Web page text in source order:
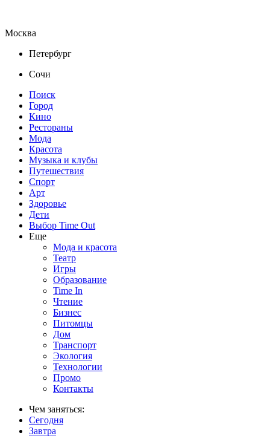
Москва
Петербург
Сочи
Поиск
Город
Кино
Рестораны
Мода
Красота
Музыка и клубы
Путешествия
Спорт
Арт
Здоровье
Дети
Выбор Time Out
Еще
Мода и красота
Театр
Игры
Образование
Time In
Чтение
Бизнес
Питомцы
Дом
Транспорт
Экология
Технологии
Промо
Контакты
Чем заняться:
Сегодня
Завтра